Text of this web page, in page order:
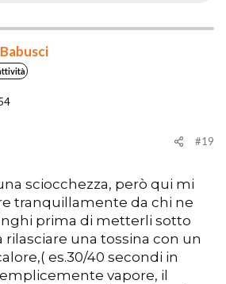
#19
sciocchezza, però qui mi
tranquillamente da chi ne
prima di metterli sotto
rilasciare una tossina con un
es.30/40 secondi in
vapore, il